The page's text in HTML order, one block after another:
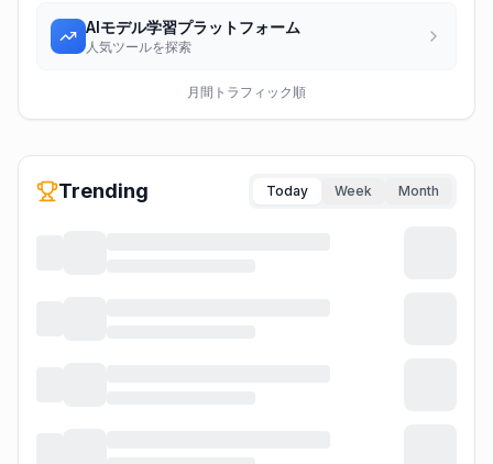
AIモデル学習プラットフォーム
人気ツールを探索
月間トラフィック順
Trending Today Week Month